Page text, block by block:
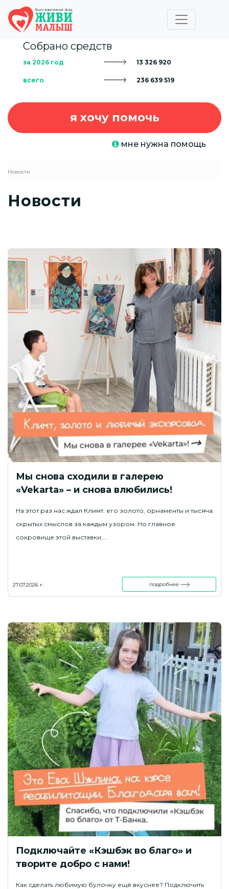
Собрано средств
за 2026 год 13 326 920
всего 236 639 519
я хочу помочь
мне нужна помощь
Новости
Новости
Мы снова сходили в галерею
«Vekarta» – и снова влюбились!
На этот раз нас ждал Климт: его золото, орнаменты и тысяча
скрытых смыслов за каждым узором. Но главное
сокровище этой выставки,…
27.07.2026 г. подробнее
Подключайте «Кэшбэк во благо» и
творите добро с нами!
Как сделать любимую булочку ещё вкуснее? Подключить